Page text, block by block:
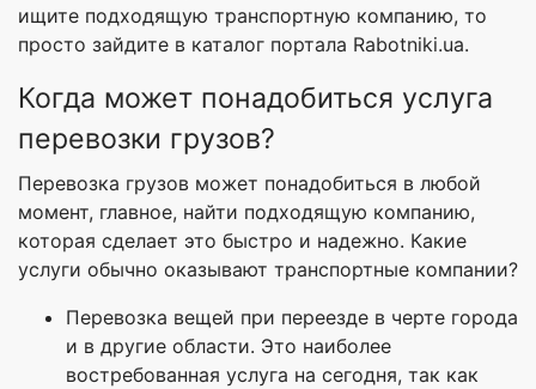
ищите подходящую транспортную компанию, то
просто зайдите в каталог портала Rabotniki.ua.
Когда может понадобиться услуга
перевозки грузов?
Перевозка грузов может понадобиться в любой
момент, главное, найти подходящую компанию,
которая сделает это быстро и надежно. Какие
услуги обычно оказывают транспортные компании?
Перевозка вещей при переезде в черте города
и в другие области. Это наиболее
востребованная услуга на сегодня, так как